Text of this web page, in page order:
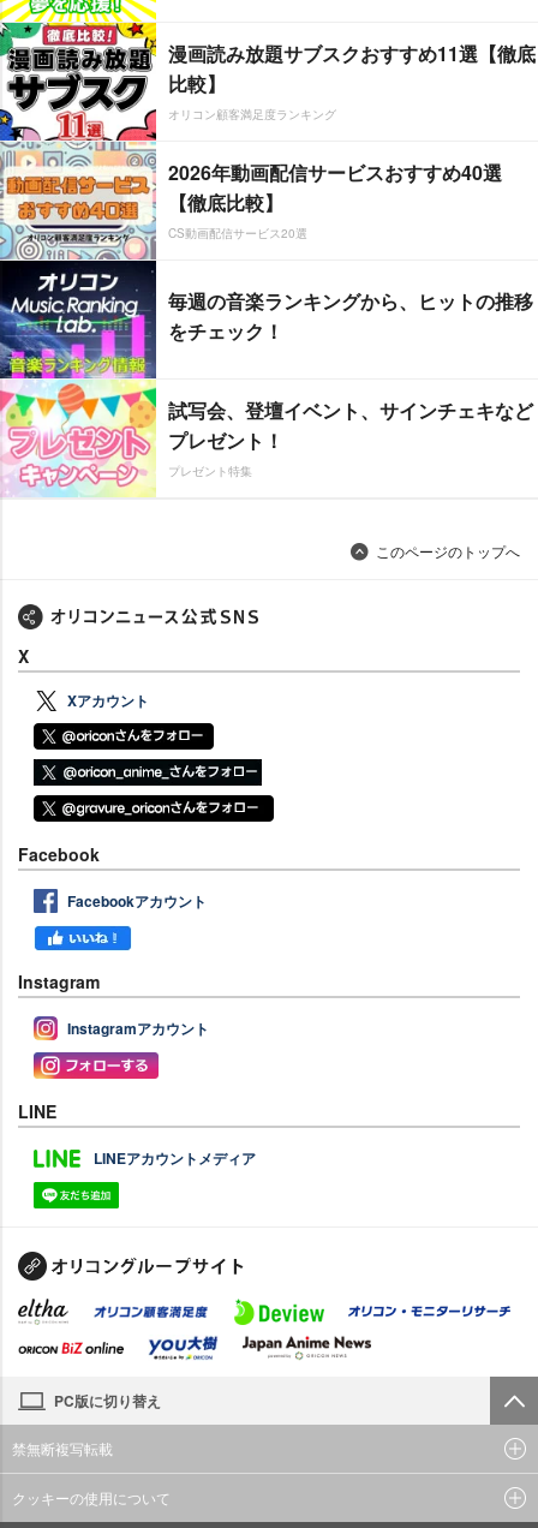
漫画読み放題サブスクおすすめ11選【徹底
比較】
オリコン顧客満足度ランキング
2026年動画配信サービスおすすめ40選
【徹底比較】
CS動画配信サービス20選
毎週の音楽ランキングから、ヒットの推移
をチェック！
試写会、登壇イベント、サインチェキなど
プレゼント！
プレゼント特集
このページのトップへ
X
Xアカウント
Facebook
Facebookアカウント
Instagram
Instagramアカウント
LINE
LINEアカウントメディア
PC版に切り替え
禁無断複写転載
クッキーの使用について